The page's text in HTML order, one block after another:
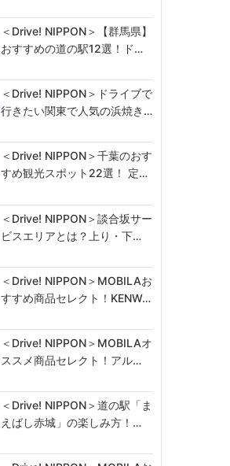
＜Drive! NIPPON＞【群馬県】
おすすめの道の駅12選！ド…
＜Drive! NIPPON＞ドライブで
行きたい関東で人気の浜焼き…
＜Drive! NIPPON＞千葉のおす
すめ観光スポット22選！ 定…
＜Drive! NIPPON＞談合坂サー
ビスエリアとは？上り・下…
＜Drive! NIPPON＞MOBILAお
すすめ商品セレクト！KENW…
＜Drive! NIPPON＞MOBILAオ
ススメ商品セレクト！アル…
＜Drive! NIPPON＞道の駅「ま
えばし赤城」の楽しみ方！…